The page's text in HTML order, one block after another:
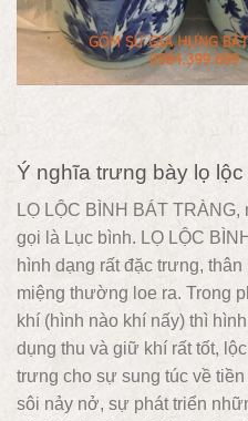
Ý nghĩa trưng bày lọ lộc
LỌ LỘC BÌNH BÁT
gọi là Lục bình. LỌ LỘC
hình dạng rất đặc trưng,
miệng thường loe ra. Trong
khí (hình nào khí nấy) thì
dụng thu và giữ khí rất tốt,
trưng cho sự sung túc về
sôi nảy nở, sự phát triển